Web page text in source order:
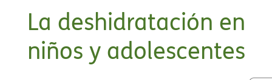
biblioteca
KidsHealth
La deshidratación en
niños y adolescentes